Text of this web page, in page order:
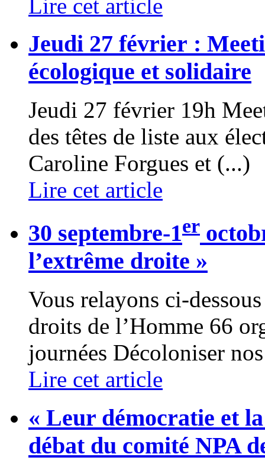
Lire cet article
Jeudi 27 février :
écologique et solidaire
Jeudi 27 février 19h
des têtes de liste aux
Caroline Forgues et (...)
Lire cet article
30 septembre-1er
l’extrême droite »
Vous relayons ci-
droits de l’Homme 66
journées Décoloniser
Lire cet article
« Leur démocratie et
débat du comité NPA